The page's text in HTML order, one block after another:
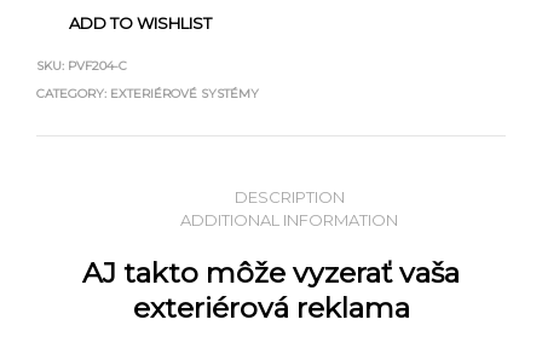
ADD TO WISHLIST
SKU: PVF204-C
CATEGORY: EXTERIÉROVÉ SYSTÉMY
DESCRIPTION
ADDITIONAL INFORMATION
AJ takto môže vyzerať vaša
exteriérová reklama